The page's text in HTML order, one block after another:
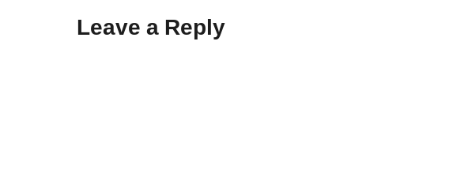
Leave a Reply